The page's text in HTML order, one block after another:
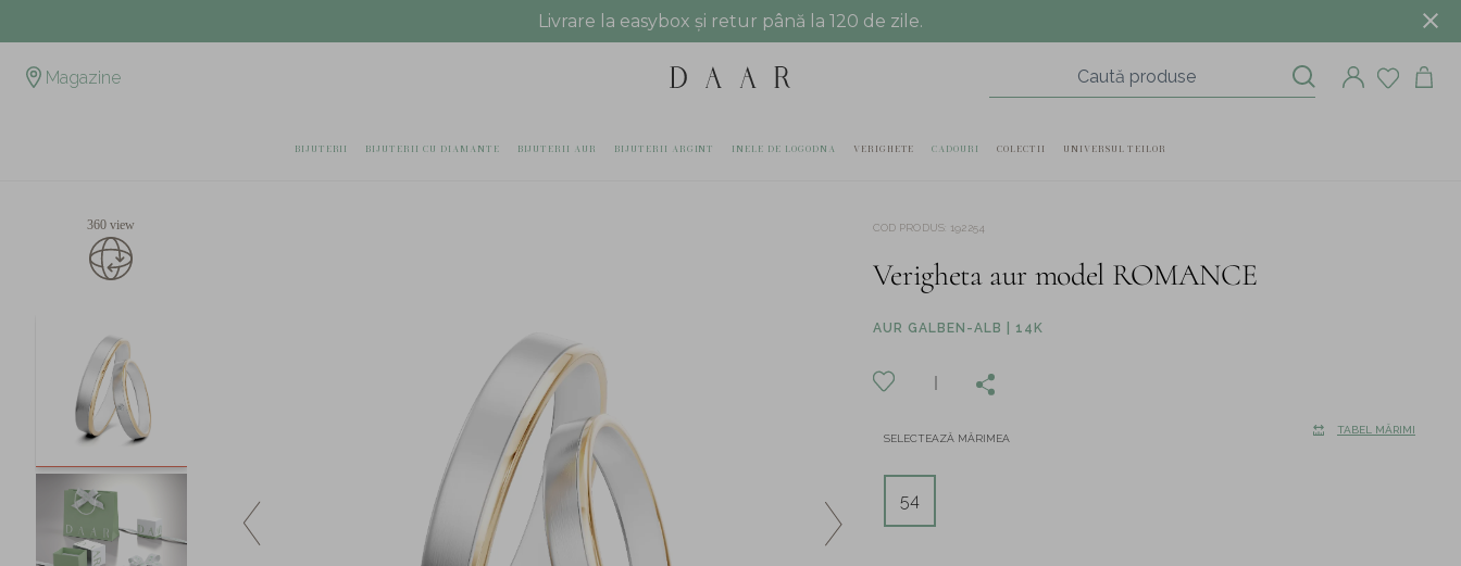
Livrare la easybox și retur până la 120 de zile.
Magazine
BIJUTERII BIJUTERII CU DIAMANTE BIJUTERII AUR BIJUTERII ARGINT INELE DE LOGODNA VERIGHETE CADOURI COLECTII UNIVERSUL TEILOR
360 view COD PRODUS: 192254
Verigheta aur model ROMANCE
AUR GALBEN-ALB | 14K
SELECTEAZĂ MĂRIMEA
TABEL MĂRIMI
54